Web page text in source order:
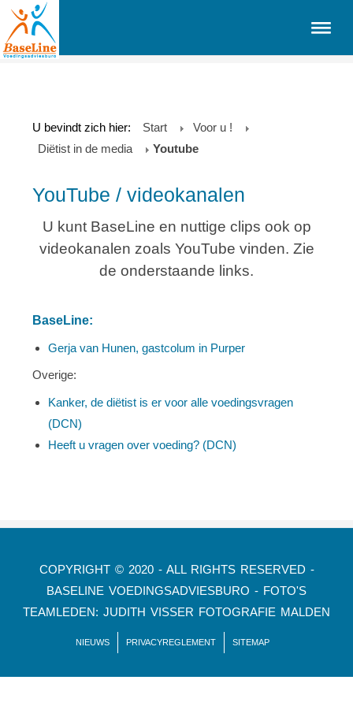
U bevindt zich hier: Start
Voor u !
Diëtist in de media
Youtube
YouTube / videokanalen
U kunt BaseLine en nuttige clips ook op
videokanalen zoals YouTube vinden. Zie
de onderstaande links.
BaseLine:
Gerja van Hunen, gastcolum in Purper
Overige:
Kanker, de diëtist is er voor alle voedingsvragen
(DCN)
Heeft u vragen over voeding? (DCN)
COPYRIGHT © 2020 - ALL RIGHTS RESERVED -
BASELINE VOEDINGSADVIESBURO - FOTO'S
TEAMLEDEN: JUDITH VISSER FOTOGRAFIE MALDEN
NIEUWS PRIVACYREGLEMENT SITEMAP